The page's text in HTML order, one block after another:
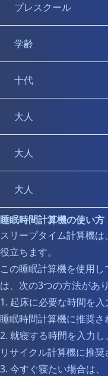
プレスクール
学齢
十代
大人
大人
大人
睡眠時間計算機の使い方
スリープタイム計算機
役立ちます。
この睡眠計算機を使用
は、次の3つの方法があ
1. 起床に必要な時間を入
睡眠時間計算機に推奨さ
2. 就寝する時間を入力
リサイクル計算機に推奨
3. 今すぐ寝たい場合は、